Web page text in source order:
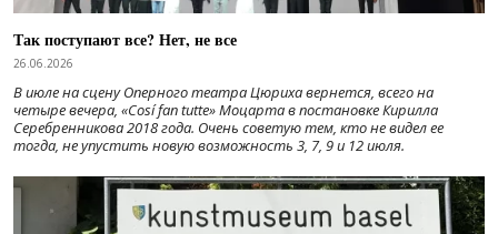
Так поступают все? Нет, не все
26.06.2026
В июле на сцену Оперного театра Цюриха вернется, всего на
четыре вечера, «Cosí fan tutte» Моцарта в постановке Кирилла
Серебренникова 2018 года. Очень советую тем, кто не видел ее
тогда, не упустить новую возможность 3, 7, 9 и 12 июля.